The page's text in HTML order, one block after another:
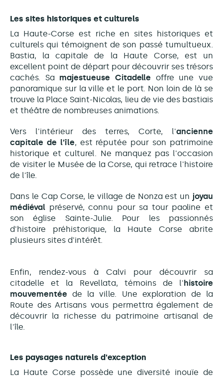
Les sites historiques et culturels
La Haute-Corse est riche en sites historiques et
culturels qui témoignent de son passé tumultueux.
Bastia, la capitale de la Haute Corse, est un
excellent point de départ pour découvrir ses trésors
cachés. Sa majestueuse Citadelle offre une vue
panoramique sur la ville et le port. Non loin de là se
trouve la Place Saint-Nicolas, lieu de vie des bastiais
et théâtre de nombreuses animations.
Vers l'intérieur des terres, Corte, l'ancienne
capitale de l'île, est réputée pour son patrimoine
historique et culturel. Ne manquez pas l'occasion
de visiter le Musée de la Corse, qui retrace l'histoire
de l'île.
Dans le Cap Corse, le village de Nonza est un joyau
médiéval préservé, connu pour sa tour paoline et
son église Sainte-Julie. Pour les passionnés
d'histoire préhistorique, la Haute Corse abrite
plusieurs sites d'intérêt.
Enfin, rendez-vous à Calvi pour découvrir sa
citadelle et la Revellata, témoins de l'histoire
mouvementée de la ville. Une exploration de la
Route des Artisans vous permettra également de
découvrir la richesse du patrimoine artisanal de
l'île.
Les paysages naturels d'exception
La Haute Corse possède une diversité inouïe de